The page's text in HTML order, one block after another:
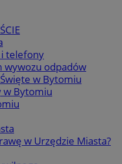
telefony
wywozu odpadów
w Bytomiu
w Bytomiu
w Urzędzie Miasta?